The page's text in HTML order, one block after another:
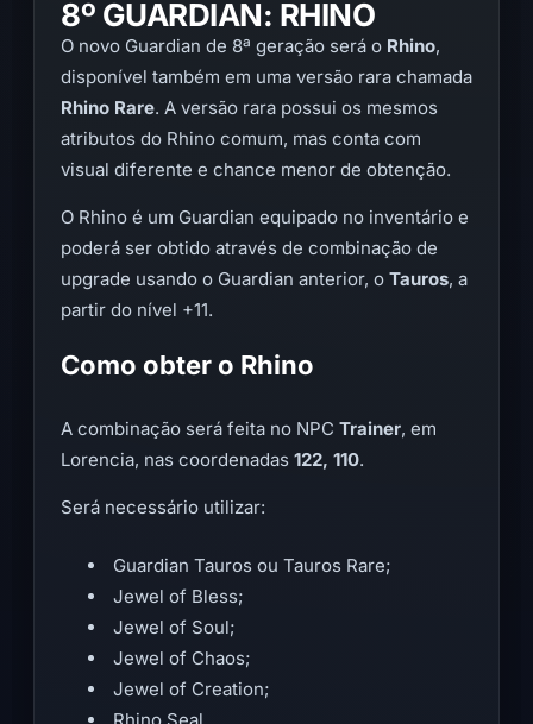
8º GUARDIAN: RHINO
O novo Guardian de 8ª geração será o Rhino,
disponível também em uma versão rara chamada
Rhino Rare. A versão rara possui os mesmos
atributos do Rhino comum, mas conta com
visual diferente e chance menor de obtenção.
O Rhino é um Guardian equipado no inventário e
poderá ser obtido através de combinação de
upgrade usando o Guardian anterior, o Tauros, a
partir do nível +11.
Como obter o Rhino
A combinação será feita no NPC Trainer, em
Lorencia, nas coordenadas 122, 110.
Será necessário utilizar:
Guardian Tauros ou Tauros Rare;
Jewel of Bless;
Jewel of Soul;
Jewel of Chaos;
Jewel of Creation;